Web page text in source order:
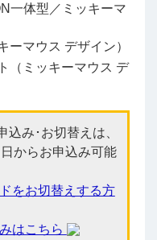
一体型／ミッキーマ
ーマウス デザイン）
（ミッキーマウス デ
込み･お切替えは、
からお申込み可能
をお切替えする方
はこちら